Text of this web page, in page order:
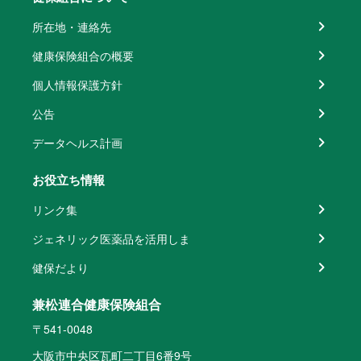
所在地・連絡先
健康保険組合の概要
個人情報保護方針
公告
データヘルス計画
お役立ち情報
リンク集
ジェネリック医薬品を活用しま
健保だより
兼松連合健康保険組合
〒541-0048
大阪市中央区瓦町二丁目6番9号